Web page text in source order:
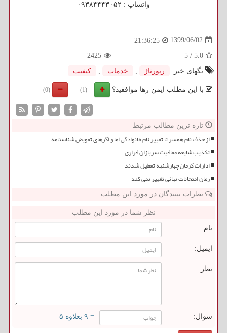
واتساپ : ۰۹۳۸۴۴۴۳۰۵۲
1399/06/02
21:36:25
5.0
/
5
2425
تگهای خبر:
رپورتاژ خدمات كیفیت
با این مطلب ایمن رها موافقید؟ (1)
(0)
تازه ترین مطالب مرتبط
از حذف نام همسر تا تغییر نام خانوادگی اما و اگرهای تعویض شناسنامه
تکذیب شایعه معافیت سربازان فراری
ادارات کرمان چهارشنبه تعطیل شدند
زمان امتحانات نهائی تغییر نمی کند
نظرات بینندگان در مورد این مطلب
نظر شما در مورد این مطلب
نام:
ایمیل:
نظر:
سوال: = ۹ بعلاوه ۵